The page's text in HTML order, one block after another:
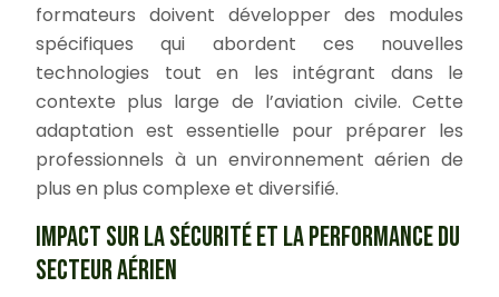
formateurs doivent développer des modules
spécifiques qui abordent ces nouvelles
technologies tout en les intégrant dans le
contexte plus large de l’aviation civile. Cette
adaptation est essentielle pour préparer les
professionnels à un environnement aérien de
plus en plus complexe et diversifié.
IMPACT SUR LA SÉCURITÉ ET LA PERFORMANCE DU
SECTEUR AÉRIEN